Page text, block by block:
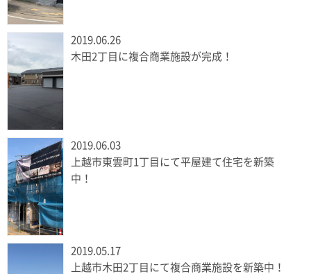
2019.06.26
木田2丁目に複合商業施設が完成！
2019.06.03
上越市東雲町1丁目にて平屋建て住宅を新築
中！
2019.05.17
上越市木田2丁目にて複合商業施設を新築中！